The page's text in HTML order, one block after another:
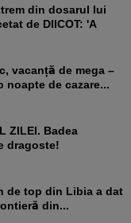
de DIICOT: 'A
de cazare...
dragoste!
din...